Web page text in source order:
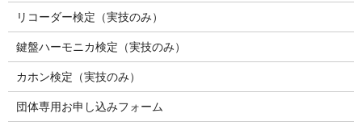
リコーダー検定（実技のみ）
鍵盤ハーモニカ検定（実技のみ）
カホン検定（実技のみ）
団体専用お申し込みフォーム